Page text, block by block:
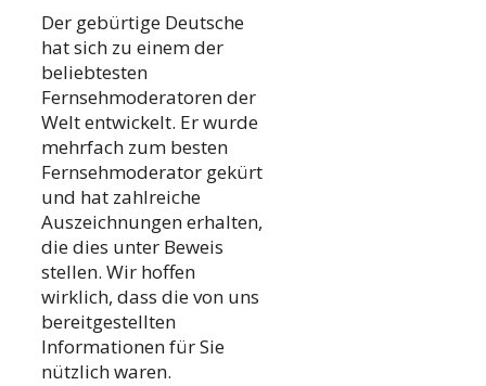
Der gebürtige Deutsche
hat sich zu einem der
beliebtesten
Fernsehmoderatoren der
Welt entwickelt. Er wurde
mehrfach zum besten
Fernsehmoderator gekürt
und hat zahlreiche
Auszeichnungen erhalten,
die dies unter Beweis
stellen. Wir hoffen
wirklich, dass die von uns
bereitgestellten
Informationen für Sie
nützlich waren.